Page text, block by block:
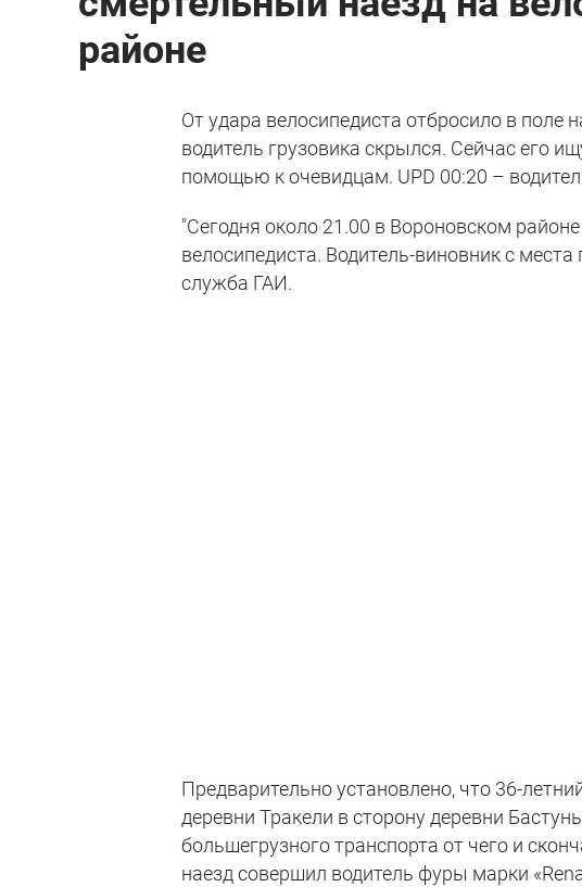
районе
От удара велосипедиста отбросило в поле
водитель грузовика скрылся. Сейчас его
помощью к очевидцам. UPD 00:20 –
"Сегодня около 21.00 в Вороновском
велосипедиста. Водитель-виновник с
служба ГАИ.
Предварительно установлено, что 36-
деревни Тракели в сторону деревни
большегрузного транспорта от чего и
наезд совершил водитель фуры марки